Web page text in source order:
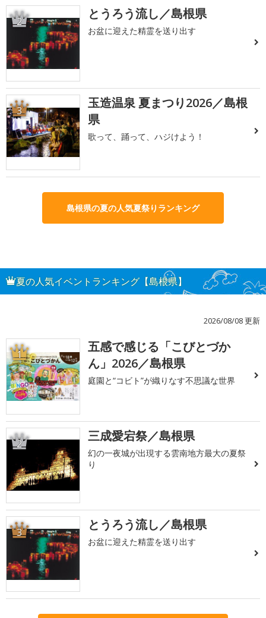
2 とうろう流し／島根県
お盆に迎えた精霊を送り出す
3
玉造温泉 夏まつり2026／島根
県
歌って、踊って、ハジけよう！
島根県の夏の人気夏祭りランキング
夏の人気イベントランキング【島根県】
2026/08/08 更新
1
五感で感じる「こびとづか
ん」2026／島根県
庭園と“コビト”が織りなす不思議な世界
2 三成愛宕祭／島根県
幻の一夜城が出現する雲南地方最大の夏祭
り
3 とうろう流し／島根県
お盆に迎えた精霊を送り出す